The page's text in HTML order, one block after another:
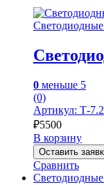
0 меньше 5
(0)
Артикул: Т-7.2
₽5500
В корзину
Оставить
Сравнить